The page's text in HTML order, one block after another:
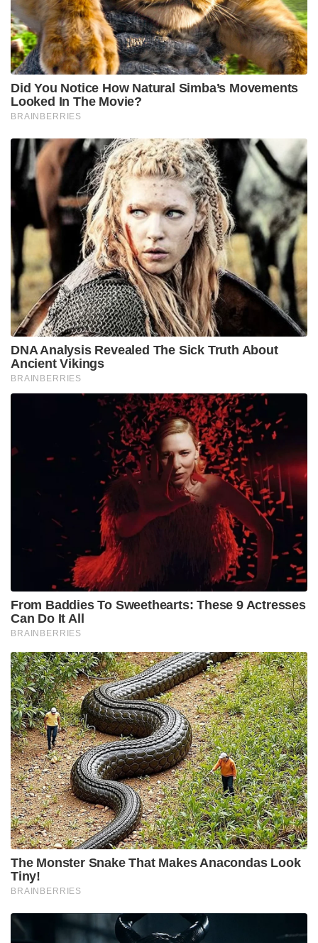
ഇന്ധനവില വർദ്ധനവിനെക്കുറിച്ച് രാഹുൽ ഗാന്ധി
നടത്തിയ പ്രസ്താവനകളെ പരാമർശിച്ചുകൊണ്ട്
ഗൗരവ് ഭാട്ടിയ പറഞ്ഞു: “രാജ്യത്ത് അരാജകത്വം
പരത്താനാണ് നിങ്ങളുടെ ഉദ്ദേശ്യമെങ്കിൽ, ഇന്ത്യയെ
കൂടുതൽ ശക്തമാക്കാനാണ് ഞങ്ങൾ ദൃഢനിശ്ചയം
എടുത്തിരിക്കുന്നത്.”
പ്രതിപക്ഷ നേതാവിന്റെ ഭാഗത്ത് നിന്നും
ഉണ്ടാകുന്നതെന്നും ബി.ജെ.പി വക്താവ് ആരോപിച്ചു.
Tags: rahul gandhi Keshav Prasad Maurya